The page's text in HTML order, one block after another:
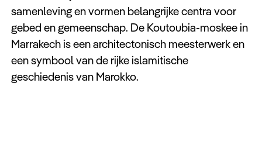
samenleving en vormen belangrijke centra voor
gebed en gemeenschap. De Koutoubia-moskee in
Marrakech is een architectonisch meesterwerk en
een symbool van de rijke islamitische
geschiedenis van Marokko.